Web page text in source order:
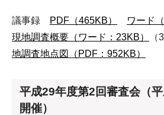
議事録 PDF（465KB）
ワード
現地調査概要（ワード：23KB）
地調査地点図（PDF：952KB）
平成29年度第2回審査会（
開催）